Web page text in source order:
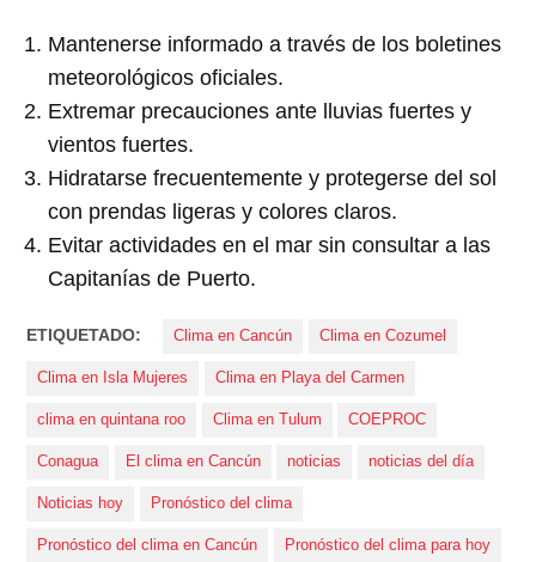
Mantenerse informado a través de los boletines
meteorológicos oficiales.
Extremar precauciones ante lluvias fuertes y
vientos fuertes.
Hidratarse frecuentemente y protegerse del sol
con prendas ligeras y colores claros.
Evitar actividades en el mar sin consultar a las
Capitanías de Puerto.
ETIQUETADO: Clima en Cancún Clima en Cozumel
Clima en Isla Mujeres Clima en Playa del Carmen
clima en quintana roo Clima en Tulum COEPROC
Conagua El clima en Cancún noticias noticias del día
Noticias hoy Pronóstico del clima
Pronóstico del clima en Cancún Pronóstico del clima para hoy